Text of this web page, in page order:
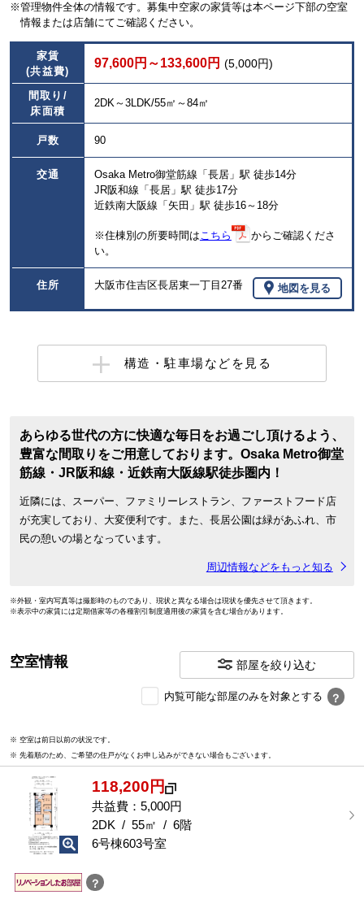
ま
す。
ま
※管理物件全体の情報です。募集中空家の家賃等は本ページ下部の空室
情報または店舗にてご確認ください。
家賃
(共益費)
97,600円～133,600円 (5,000円)
間取り/
床面積
2DK～3LDK/55㎡～84㎡
戸数 90
交通
Osaka Metro御堂筋線「長居」駅 徒歩14分
JR阪和線「長居」駅 徒歩17分
近鉄南大阪線「矢田」駅 徒歩16～18分
※住棟別の所要時間は こちら
からご確認くださ
い。
住所 大阪市住吉区長居東一丁目27番 地図を見る
構造・駐車場などを見る
あらゆる世代の方に快適な毎日をお過ごし頂けるよう、
豊富な間取りをご用意しております。Osaka Metro御堂
筋線・JR阪和線・近鉄南大阪線駅徒歩圏内！
近隣には、スーパー、ファミリーレストラン、ファーストフード店
が充実しており、大変便利です。また、長居公園は緑があふれ、市
民の憩いの場となっています。
周辺情報などをもっと知る
※外観・室内写真等は撮影時のものであり、現状と異なる場合は現状を優先させて頂きます。
※表示中の家賃には定期借家等の各種割引制度適用後の家賃を含む場合があります。
空室情報 部屋を絞り込む
な
屋
を
選
す
内覧可能な部屋のみを対象とする ？
※ 空室は前日以前の状況です。
※ 先着順のため、ご希望の住戸がなくお申し込みができない場合もございます。
118,200円
共益費：5,000円
2DK / 55㎡ / 6階
6号棟603号室
？